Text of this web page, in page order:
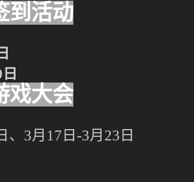
到活动
戏大会
3月17日-3月23日